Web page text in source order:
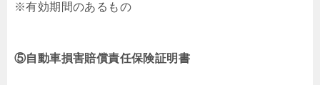
※有効期間のあるもの
⑤自動車損害賠償責任保険証明書